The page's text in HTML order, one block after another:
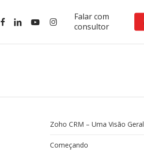
Falar com
consultor
facebooklinkedinyoutubeinstagram
Zoho CRM – Uma Visão Geral
Começando